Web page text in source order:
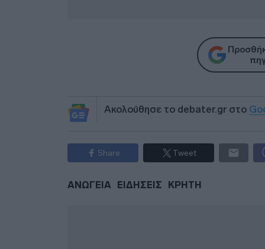
Ακολούθησε το debater.gr στο
Share Tweet
ΑΝΩΓΕΙΑ ΕΙΔΗΣΕΙΣ ΚΡΗΤΗ